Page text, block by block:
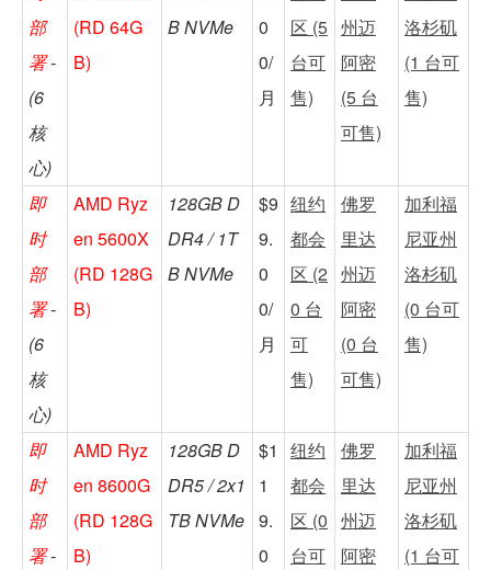
部
署-
(6
核
心)
(RD 64G
B)
B NVMe
0
0/
月
区 (5
台可
售)
州迈
阿密
(5 台
可售)
洛杉矶
(1 台可
售)
即
时
部
署-
(6
核
心)
AMD Ryz
en 5600X
(RD 128G
B)
128GB D
DR4 / 1T
B NVMe
$9
9.
0
0/
月
纽约
都会
区 (2
0 台
可
售)
佛罗
里达
州迈
阿密
(0 台
可售)
加利福
尼亚州
洛杉矶
(0 台可
售)
即
时
部
署-
AMD Ryz
en 8600G
(RD 128G
B)
128GB D
DR5 / 2x1
TB NVMe
$1
1
9.
0
纽约
都会
区 (0
台可
佛罗
里达
州迈
阿密
加利福
尼亚州
洛杉矶
(1 台可